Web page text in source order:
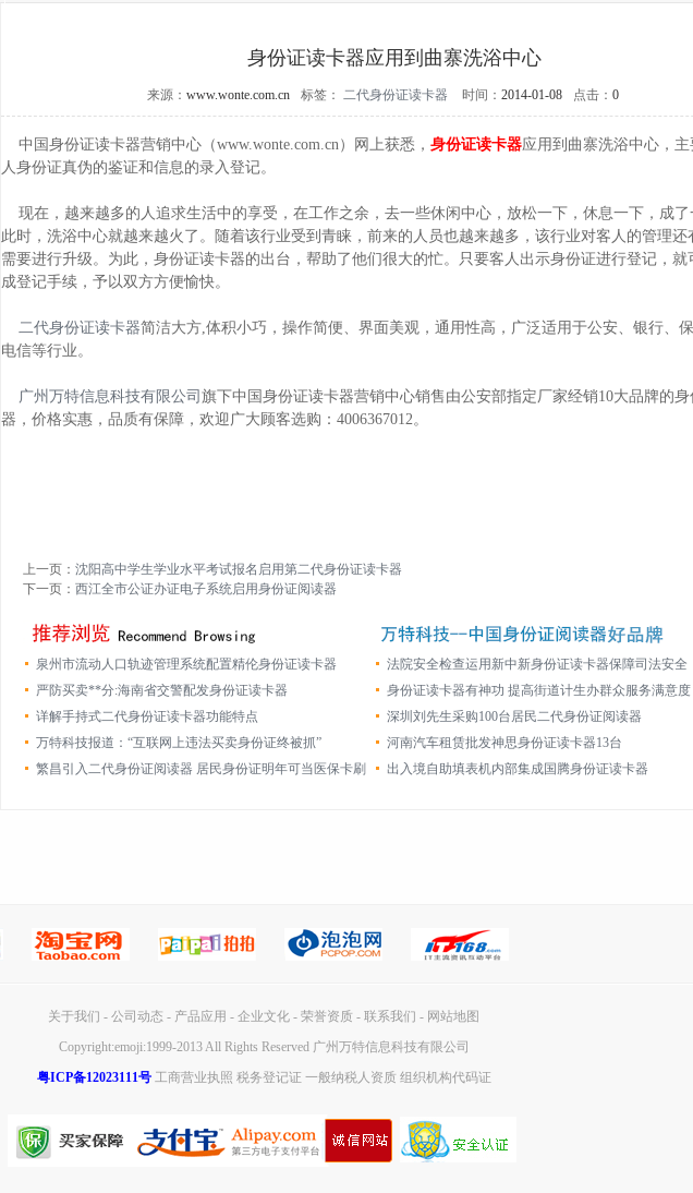
身份证读卡器应用到曲寨洗浴中心
来源： www.wonte.com.cn 标签： 二代身份证读卡器 时间： 2014-01-08 点击： 0
中国身份证读卡器营销中心（www.wonte.com.cn）网上获悉， 身份证读卡器应用到曲寨洗浴中心，
人身份证真伪的鉴证和信息的录入登记。
现在，越来越多的人追求生活中的享受，在工作之余，去一些休闲中心，放松一下，休息一下，成了
此时，洗浴中心就越来越火了。随着该行业受到青睐，前来的人员也越来越多，该行业对客人的管理还
需要进行升级。为此，身份证读卡器的出台，帮助了他们很大的忙。只要客人出示身份证进行登记，就
成登记手续，予以双方方便愉快。
二代身份证读卡器简洁大方,体积小巧，操作简便、界面美观，通用性高，广泛适用于公安、银行、保
电信等行业。
广州万特信息科技有限公司 旗下中国身份证读卡器营销中心销售由公安部指定厂家经销10大品牌的
器，价格实惠，品质有保障，欢迎广大顾客选购：4006367012。
上一页： 沈阳高中学生学业水平考试报名启用第二代身份证读卡器
下一页： 西江全市公证办证电子系统启用身份证阅读器
泉州市流动人口轨迹管理系统配置精伦身份证读卡器
法院安全检查运用新中新身份证读卡器保障司法安全
严防买卖**分:海南省交警配发身份证读卡器
身份证读卡器有神功 提高街道计生办群众服务满意度
详解手持式二代身份证读卡器功能特点
深圳刘先生采购100台居民二代身份证阅读器
万特科技报道：“互联网上违法买卖身份证终被抓”
河南汽车租赁批发神思身份证读卡器13台
繁昌引入二代身份证阅读器 居民身份证明年可当医保卡刷
出入境自助填表机内部集成国腾身份证读卡器
关于我们 - 公司动态 - 产品应用 - 企业文化 - 荣誉资质 - 联系我们 - 网站地图
Copyright:emoji:1999-2013 All Rights Reserved 广州万特信息科技有限公司
粤ICP备12023111号 工商营业执照 税务登记证 一般纳税人资质 组织机构代码证